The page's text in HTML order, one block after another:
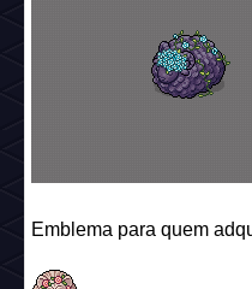
Emblema para quem